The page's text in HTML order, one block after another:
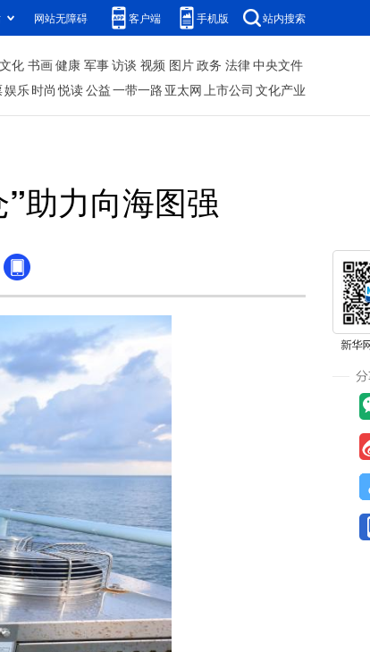
网站无障碍 客户端 手机版 站内搜索
文化 书画健康 军事访谈 视频 图片政务 法律中央文件
娱乐时尚 悦读公益一带一路 亚太网上市公司 文化产业
助力向海图强